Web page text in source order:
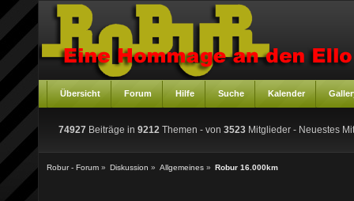
Übersicht Forum Hilfe Suche Kalender
74927 Beiträge in 9212 Themen - von 3523 Mitglieder - Neuestes
Robur - Forum » Diskussion » Allgemeines » Robur 16.000km